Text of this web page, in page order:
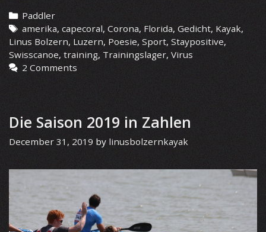
Amerika
Categories
Paddler
Tags
amerika,capecoral,Corona, Florida,Gedicht, Kayak,
Linus Bolzern, Luzern, Poesie,Sport, Staypositive,
Swisscanoe, training, Trainingslager, Virus
2 Comments
Die Saison 2019 in Zahlen
December 31, 2019 bylinusbolzernkayak